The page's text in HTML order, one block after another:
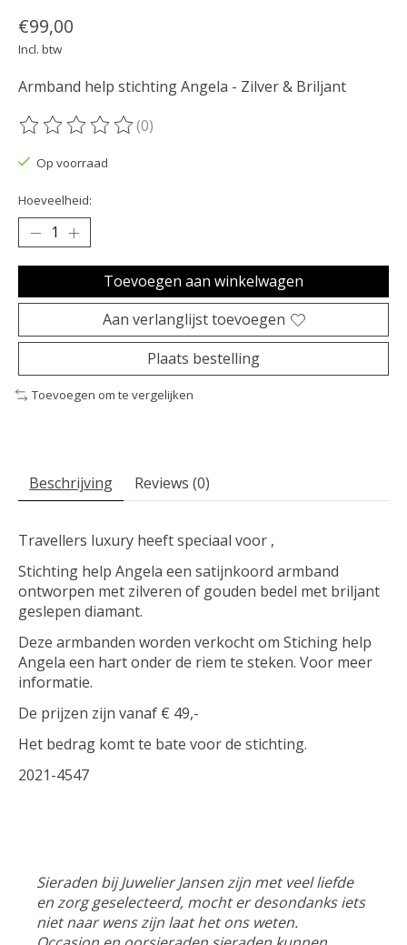
€99,00
Incl. btw
Armband help stichting Angela - Zilver & Briljant
De beoordeling van dit product is
(0)
Op voorraad
Hoeveelheid:
Toevoegen aan winkelwagen
Aan verlanglijst toevoegen
Plaats bestelling
Toevoegen om te vergelijken
Beschrijving Reviews (0)
Travellers luxury heeft speciaal voor ,
Stichting help Angela een satijnkoord armband
ontworpen met zilveren of gouden bedel met briljant
geslepen diamant.
Deze armbanden worden verkocht om Stiching help
Angela een hart onder de riem te steken. Voor meer
informatie.
De prijzen zijn vanaf € 49,-
Het bedrag komt te bate voor de stichting.
2021-4547
Sieraden bij Juwelier Jansen zijn met veel liefde
en zorg geselecteerd, mocht er desondanks iets
niet naar wens zijn laat het ons weten.